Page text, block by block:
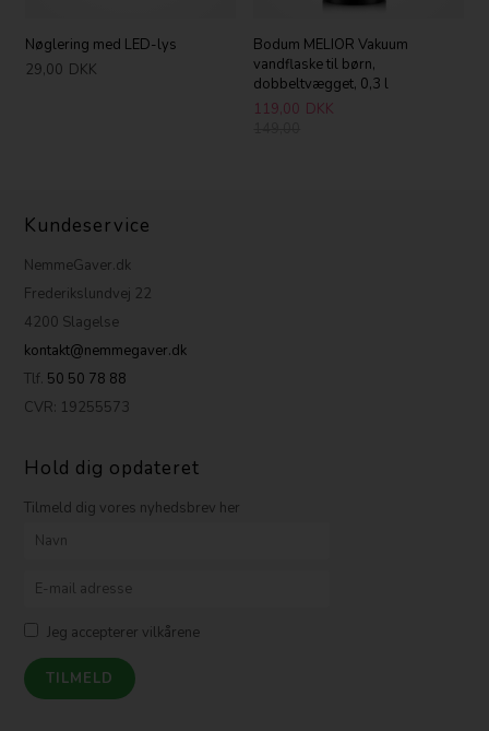
Nøglering med LED-lys
29,00 DKK
Bodum MELIOR Vakuum
vandflaske til børn,
dobbeltvægget, 0,3 l
119,00 DKK
Kundeservice
NemmeGaver.dk
Frederikslundvej 22
4200 Slagelse
kontakt@nemmegaver.dk
Tlf. 50 50 78 88
CVR: 19255573
Hold dig opdateret
Tilmeld dig vores nyhedsbrev her
Jeg accepterer vilkårene